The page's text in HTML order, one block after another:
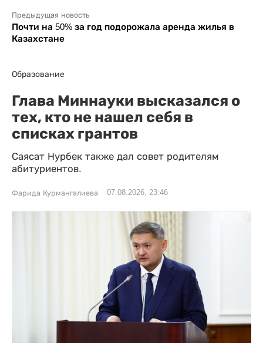
Предыдущая новость
Почти на 50% за год подорожала аренда жилья в
Казахстане
Образование
Глава Миннауки высказался о
тех, кто не нашел себя в
списках грантов
Саясат Нурбек также дал совет родителям
абитуриентов.
Фарида Курмангалиева 07.08.2026, 23:46